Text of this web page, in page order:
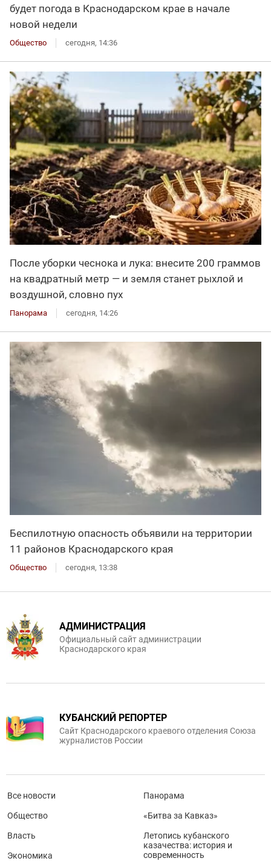
будет погода в Краснодарском крае в начале
новой недели
Общество сегодня, 14:36
После уборки чеснока и лука: внесите 200 граммов
на квадратный метр — и земля станет рыхлой и
воздушной, словно пух
Панорама сегодня, 14:26
Беспилотную опасность объявили на территории
11 районов Краснодарского края
Общество сегодня, 13:38
АДМИНИСТРАЦИЯ
Официальный сайт администрации
Краснодарского края
КУБАНСКИЙ РЕПОРТЕР
Сайт Краснодарского краевого отделения Союза
журналистов России
Все новости
Общество
Власть
Экономика
Панорама
«Битва за Кавказ»
Летопись кубанского
казачества: история и
современность